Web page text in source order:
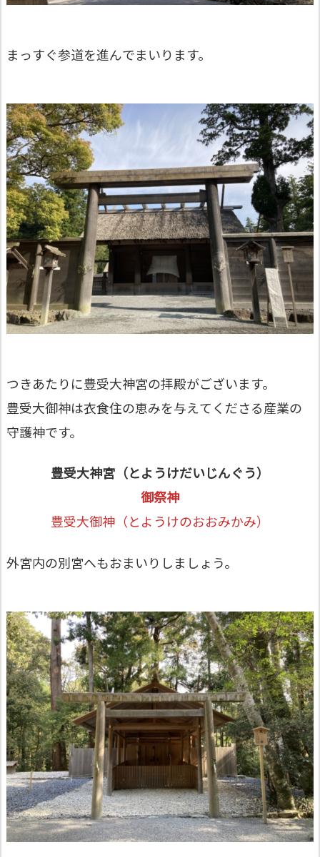
まっすぐ参道を進んでまいります。
つきあたりに豊受大神宮の拝殿がございます。
豊受⼤御神は衣食住の恵みを与えてくださる産業の
守護神です。
豊受⼤神宮（とようけだいじんぐう）
御祭神
豊受大御神（とようけのおおみかみ）
外宮内の別宮へもおまいりしましょう。